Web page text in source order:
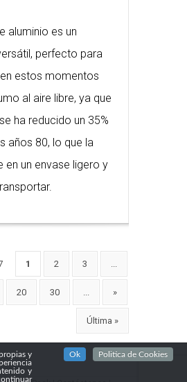
aluminio es un
perfecto para
estos momentos
al aire libre, ya que
ha reducido un 35%
años 80, lo que la
en un envase ligero y
1 2 3 ...
20 30 ... »
Última »
y
y
Ok Politica de Cookies